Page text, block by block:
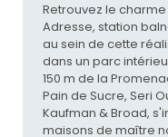
Retrouvez le
Adresse, station
au sein de cette
dans un parc
150 m de la
Pain de Sucre, Seri
Kaufman & Broad,
maisons de maître